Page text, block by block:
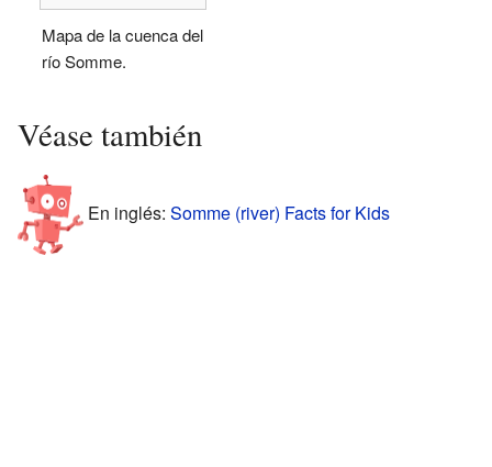
Mapa de la cuenca del
río Somme.
Véase también
En inglés: Somme (river) Facts for Kids